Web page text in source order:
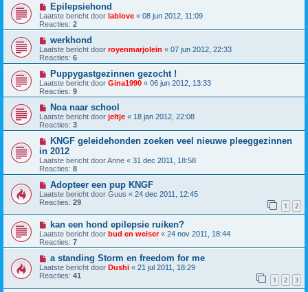
Epilepsiehond
Laatste bericht door lablove « 08 jun 2012, 11:09
Reacties: 2
werkhond
Laatste bericht door royenmarjolein « 07 jun 2012, 22:33
Reacties: 6
Puppygastgezinnen gezocht !
Laatste bericht door Gina1990 « 06 jun 2012, 13:33
Reacties: 9
Noa naar school
Laatste bericht door jeltje « 18 jan 2012, 22:08
Reacties: 3
KNGF geleidehonden zoeken veel nieuwe pleeggezinnen
in 2012
Laatste bericht doorAnne « 31 dec 2011, 18:58
Reacties: 8
Adopteer een pup KNGF
Laatste bericht door Guus « 24 dec 2011, 12:45
Reacties: 29 1 2
kan een hond epilepsie ruiken?
Laatste bericht door bud en weiser« 24 nov 2011, 18:44
Reacties: 7
a standing Storm en freedom for me
Laatste bericht door Dushi « 21 jul 2011, 18:29
Reacties: 41 1 2 3